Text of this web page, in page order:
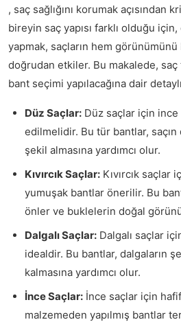
, saç sağlığını korumak açısından
bireyin saç yapısı farklı olduğu
yapmak, saçların hem görünümünü
doğrudan etkiler. Bu makalede,
bant seçimi yapılacağına dair
Düz Saçlar: Düz saçlar için
edilmelidir. Bu tür bantlar, saçın
şekil almasına yardımcı olur.
Kıvırcık Saçlar: Kıvırcık saçlar
yumuşak bantlar önerilir. Bu
önler ve buklelerin doğal
Dalgalı Saçlar: Dalgalı saçlar
idealdir. Bu bantlar, dalgaların
kalmasına yardımcı olur.
İnce Saçlar: İnce saçlar için
malzemeden yapılmış bantlar